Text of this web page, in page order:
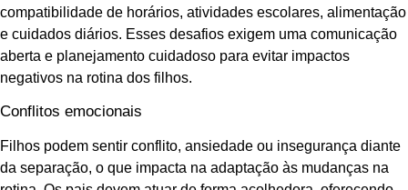
compatibilidade de horários, atividades escolares, alimentação
e cuidados diários. Esses desafios exigem uma comunicação
aberta e planejamento cuidadoso para evitar impactos
negativos na rotina dos filhos.
Conflitos emocionais
Filhos podem sentir conflito, ansiedade ou insegurança diante
da separação, o que impacta na adaptação às mudanças na